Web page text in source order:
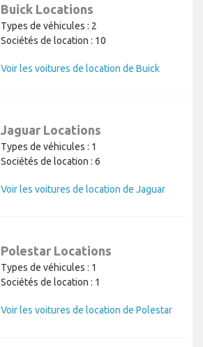
Buick Locations
Types de véhicules : 2
Sociétés de location : 10
Voir les voitures de location de Buick
Jaguar Locations
Types de véhicules : 1
Sociétés de location : 6
Voir les voitures de location de Jaguar
Polestar Locations
Types de véhicules : 1
Sociétés de location : 1
Voir les voitures de location de Polestar